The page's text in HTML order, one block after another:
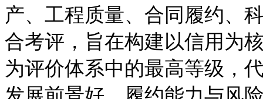
产、工程质量、合同履约、
合考评，旨在构建以信用为
为评价体系中的最高等级，